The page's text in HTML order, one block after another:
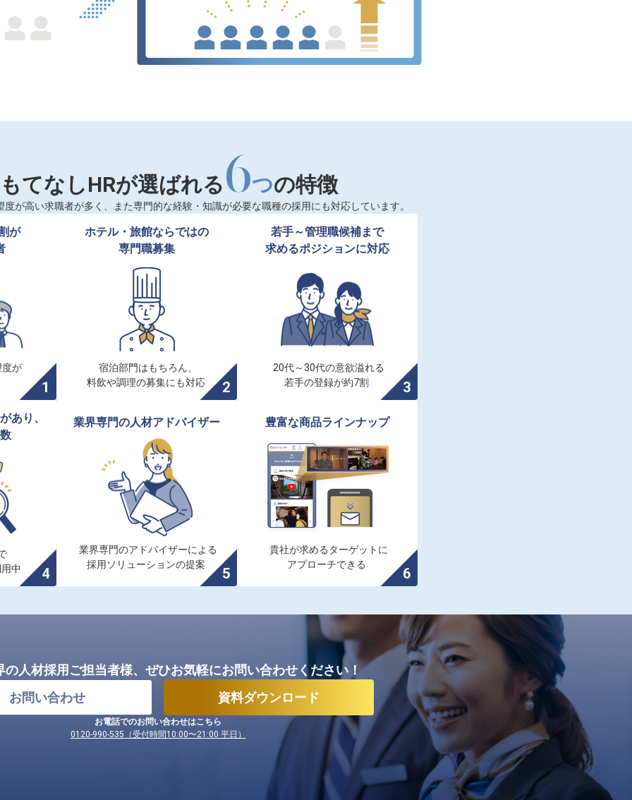
てなしHRが選ばれる6つの特徴
が高い求職者が多く、また専門的な経験・知識が必要な職種の採用にも対応しています。
が
が
ホテル・旅館ならではの
専門職募集
宿泊部門はもちろん、
料飲や調理の募集にも対応
若手～管理職候補まで
求めるポジションに対応
20代～30代の意欲溢れる
若手の登録が約7割
あり、
中
業界専門の人材アドバイザー
業界専門のアドバイザーによる
採用ソリューションの提案
豊富な商品ラインナップ
貴社が求めるターゲットに
アプローチできる
の人材採用ご担当者様、 ぜひお気軽にお問い合わせください！
お問い合わせ
資料ダウンロード
お電話でのお問い合わせはこちら
0120-990-535（受付時間10:00〜21:00 平日）